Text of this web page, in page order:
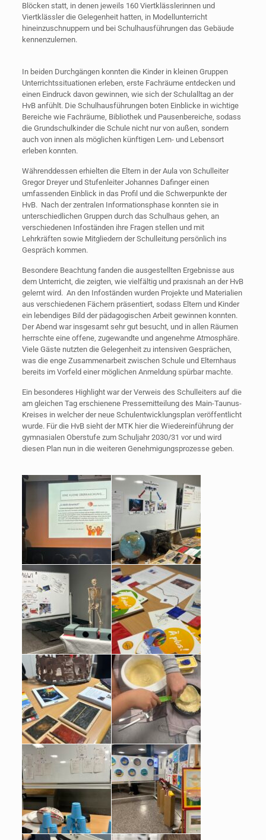
Blöcken statt, in denen jeweils 160 Viertklässlerinnen und
Viertklässler die Gelegenheit hatten, in Modellunterricht
hineinzuschnuppern und bei Schulhausführungen das Gebäude
kennenzulernen.
In beiden Durchgängen konnten die Kinder in kleinen Gruppen
Unterrichtssituationen erleben, erste Fachräume entdecken und
einen Eindruck davon gewinnen, wie sich der Schulalltag an der
HvB anfühlt. Die Schulhausführungen boten Einblicke in wichtige
Bereiche wie Fachräume, Bibliothek und Pausenbereiche, sodass
die Grundschulkinder die Schule nicht nur von außen, sondern
auch von innen als möglichen künftigen Lern- und Lebensort
erleben konnten.
Währenddessen erhielten die Eltern in der Aula von Schulleiter
Gregor Dreyer und Stufenleiter Johannes Dafinger einen
umfassenden Einblick in das Profil und die Schwerpunkte der
HvB. Nach der zentralen Informationsphase konnten sie in
unterschiedlichen Gruppen durch das Schulhaus gehen, an
verschiedenen Infoständen ihre Fragen stellen und mit
Lehrkräften sowie Mitgliedern der Schulleitung persönlich ins
Gespräch kommen.
Besondere Beachtung fanden die ausgestellten Ergebnisse aus
dem Unterricht, die zeigten, wie vielfältig und praxisnah an der HvB
gelernt wird. An den Infoständen wurden Projekte und Materialien
aus verschiedenen Fächern präsentiert, sodass Eltern und Kinder
ein lebendiges Bild der pädagogischen Arbeit gewinnen konnten.
Der Abend war insgesamt sehr gut besucht, und in allen Räumen
herrschte eine offene, zugewandte und angenehme Atmosphäre.
Viele Gäste nutzten die Gelegenheit zu intensiven Gesprächen,
was die enge Zusammenarbeit zwischen Schule und Elternhaus
bereits im Vorfeld einer möglichen Anmeldung spürbar machte.
Ein besonderes Highlight war der Verweis des Schulleiters auf die
am gleichen Tag erschienene Pressemitteilung des Main-Taunus-
Kreises in welcher der neue Schulentwicklungsplan veröffentlicht
wurde. Für die HvB sieht der MTK hier die Wiedereinführung der
gymnasialen Oberstufe zum Schuljahr 2030/31 vor und wird
diesen Plan nun in die weiteren Genehmigungsprozesse geben.